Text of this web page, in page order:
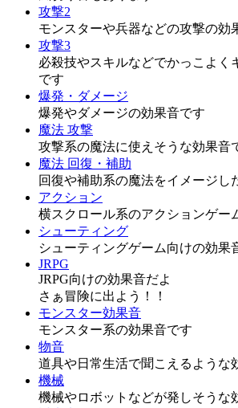
攻撃2
モンスターや兵器などの攻撃の効
攻撃3
必殺技やスキルなどでかっこよく
です
爆発・ダメージ
爆発やダメージの効果音です
魔法 攻撃
攻撃系の魔法に使えそうな効果音
魔法 回復・補助
回復や補助系の魔法をイメージし
アクション
横スクロール系のアクションゲー
シューティング
シューティングゲーム向けの効果
JRPG
JRPG向けの効果音だよ
さぁ冒険に出よう！！
モンスター効果音
モンスター系の効果音です
物音
道具や日常生活で聞こえるような
機械
機械やロボットなどが発しそうな